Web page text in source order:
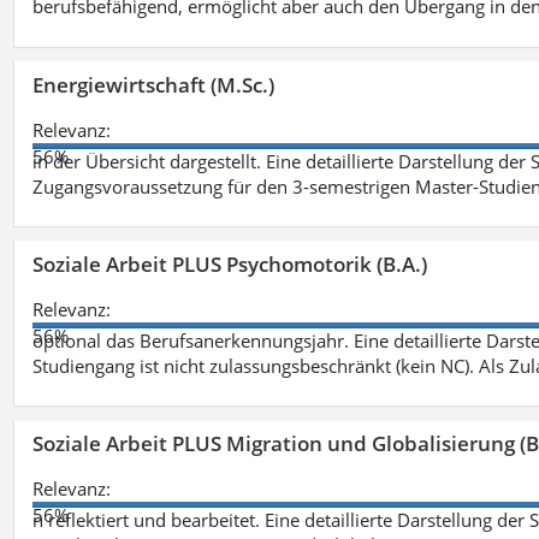
berufsbefähigend, ermöglicht aber auch den Übergang in
Energiewirtschaft (M.Sc.)
Relevanz:
56%
in der Übersicht dargestellt. Eine detaillierte Darstellung der
Zugangsvoraussetzung für den 3-semestrigen Master-
Soziale Arbeit PLUS Psychomotorik (B.A.)
Relevanz:
56%
optional das Berufsanerkennungsjahr. Eine detaillierte
Studiengang ist nicht zulassungsbeschränkt (kein NC). Als
Soziale Arbeit PLUS Migration und Globalisierung
Relevanz:
56%
n reflektiert und bearbeitet. Eine detaillierte Darstellung der